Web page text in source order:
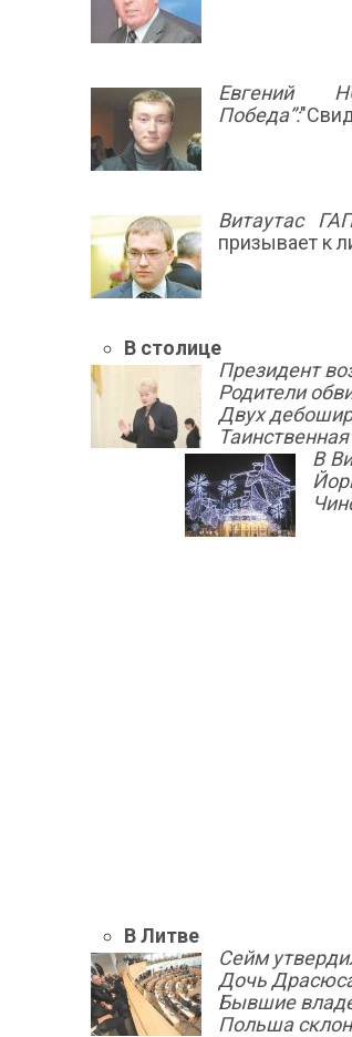
Евгений
Победа”:
Витаутас
призывает к
В столице
Президент
Родители
Двух
В
В Литве
Сейм
Дочь
Бывшие
Польша